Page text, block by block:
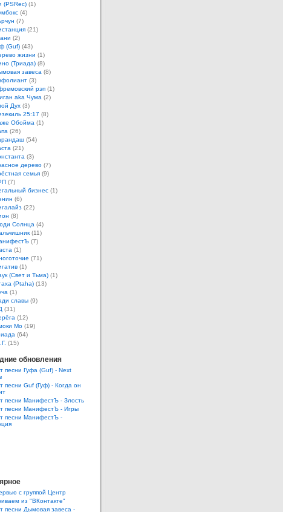
(PSRec) (1)
(4)
(7)
(21)
(2)
(Guf) (43)
жизни (1)
(Триада) (8)
завеса (8)
(3)
рэп (1)
aka Чума (2)
Дух (3)
25:17 (8)
Обойма (1)
(26)
(54)
(21)
(3)
дерево (7)
семья (9)
(7)
бизнес (1)
(6)
(22)
(8)
Солнца (4)
(11)
(7)
(1)
(71)
(1)
(Свет и Тьма) (1)
(Ptaha) (13)
(1)
славы (9)
(31)
(12)
Мо (19)
(64)
(15)
обновления
песни Гуфа (Guf) - Next
песни Guf (Гуф) - Когда он
песни МанифестЪ - Злость
песни МанифестЪ - Игры
песни МанифестЪ -
с группой Центр
из "ВКонтакте"
песни Дымовая завеса -